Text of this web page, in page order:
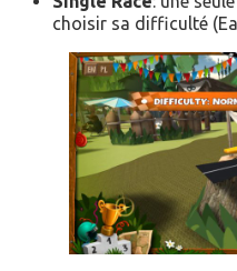
choisir sa difficulté